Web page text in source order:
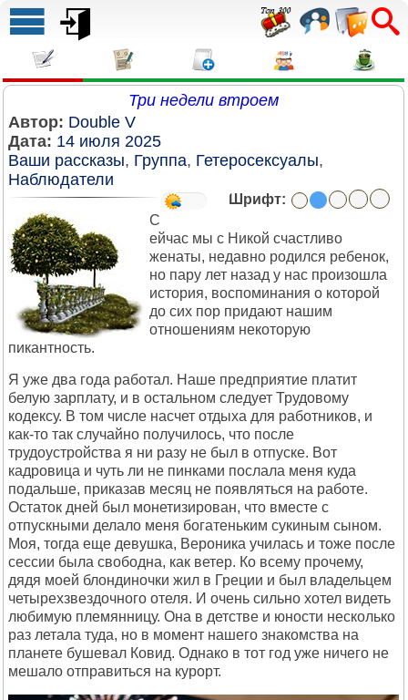
Три недели втроем
Автор: Double V
Дата: 14 июля 2025
Ваши рассказы, Группа, Гетеросексуалы,
Наблюдатели
Шрифт:
С
ейчас мы с Никой счастливо
женаты, недавно родился ребенок,
но пару лет назад у нас произошла
история, воспоминания о которой
до сих пор придают нашим
отношениям некоторую
пикантность.
Я уже два года работал. Наше предприятие платит
белую зарплату, и в остальном следует Трудовому
кодексу. В том числе насчет отдыха для работников, и
как-то так случайно получилось, что после
трудоустройства я ни разу не был в отпуске. Вот
кадровица и чуть ли не пинками послала меня куда
подальше, приказав месяц не появляться на работе.
Остаток дней был монетизирован, что вместе с
отпускными делало меня богатеньким сукиным сыном.
Моя, тогда еще девушка, Вероника училась и тоже после
сессии была свободна, как ветер. Ко всему прочему,
дядя моей блондиночки жил в Греции и был владельцем
четырехзвездочного отеля. И очень сильно хотел видеть
любимую племянницу. Она в детстве и юности несколько
раз летала туда, но в момент нашего знакомства на
планете бушевал Ковид. Однако в тот год уже ничего не
мешало отправиться на курорт.